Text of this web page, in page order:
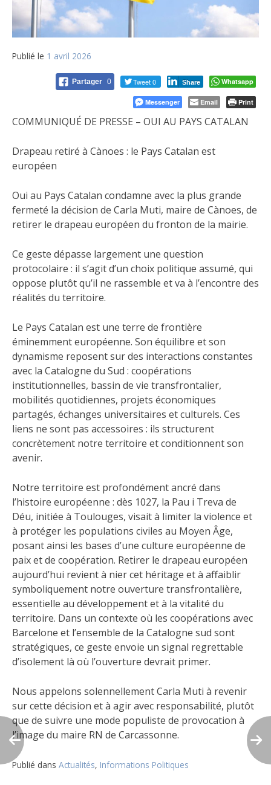
Publié le 1 avril 2026
Partager 0 Tweet 0 Share Whatsapp
Messenger Email Print
COMMUNIQUÉ DE PRESSE – OUI AU PAYS CATALAN
Drapeau retiré à Cànoes : le Pays Catalan est
européen
Oui au Pays Catalan condamne avec la plus grande
fermeté la décision de Carla Muti, maire de Cànoes, de
retirer le drapeau européen du fronton de la mairie.
Ce geste dépasse largement une question
protocolaire : il s’agit d’un choix politique assumé, qui
oppose plutôt qu’il ne rassemble et va à l’encontre des
réalités du territoire.
Le Pays Catalan est une terre de frontière
éminemment européenne. Son équilibre et son
dynamisme reposent sur des interactions constantes
avec la Catalogne du Sud : coopérations
institutionnelles, bassin de vie transfrontalier,
mobilités quotidiennes, projets économiques
partagés, échanges universitaires et culturels. Ces
liens ne sont pas accessoires : ils structurent
concrètement notre territoire et conditionnent son
avenir.
Notre territoire est profondément ancré dans
l’histoire européenne : dès 1027, la Pau i Treva de
Déu, initiée à Toulouges, visait à limiter la violence et
à protéger les populations civiles au Moyen Âge,
posant ainsi les bases d’une culture européenne de
paix et de coopération. Retirer le drapeau européen
aujourd’hui revient à nier cet héritage et à affaiblir
symboliquement notre ouverture transfrontalière,
essentielle au développement et à la vitalité du
territoire. Dans un contexte où les coopérations avec
Barcelone et l’ensemble de la Catalogne sud sont
stratégiques, ce geste envoie un signal regrettable
d’isolement là où l’ouverture devrait primer.
Nous appelons solennellement Carla Muti à revenir
sur cette décision et à agir avec responsabilité, plutôt
que de suivre une mode populiste de provocation à
l’image du maire RN de Carcassonne.
Publié dans Actualités, Informations Politiques